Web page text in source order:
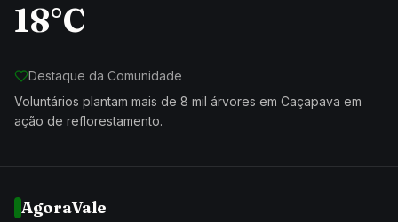
18°C
Destaque da Comunidade
Voluntários plantam mais de 8 mil árvores em Caçapava em
ação de reflorestamento.
AgoraVale